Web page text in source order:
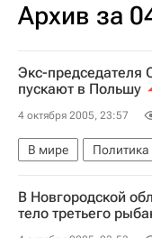
Архив за
Экс-председателя
пускают в Польшу
4 октября 2005, 23:57
В мире Политика
В Новгородской
тело третьего